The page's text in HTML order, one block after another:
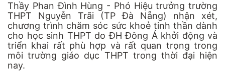
Thầy Phan Đình Hùng - Phó Hiệu trưởng trường
THPT Nguyễn Trãi (TP Đà Nẵng) nhận xét,
chương trình chăm sóc sức khoẻ tinh thần dành
cho học sinh THPT do ĐH Đông Á khởi động và
triển khai rất phù hợp và rất quan trọng trong
môi trường giáo dục THPT trong thời đại hiện
nay.